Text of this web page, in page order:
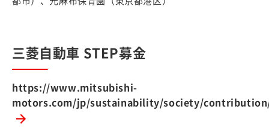
三菱自動車 STEP募金
https://www.mitsubishi-
motors.com/jp/sustainability/society/